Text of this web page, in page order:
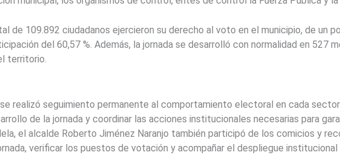
de 109.892 ciudadanos ejercieron su derecho al voto en el municipio, de un
del 60,57 %. Además, la jornada se desarrolló con normalidad en 527
territorio.
realizó seguimiento permanente al comportamiento electoral en cada
de la jornada y coordinar las acciones institucionales necesarias para
el alcalde Roberto Jiménez Naranjo también participó de los comicios y
verificar los puestos de votación y acompañar el despliegue